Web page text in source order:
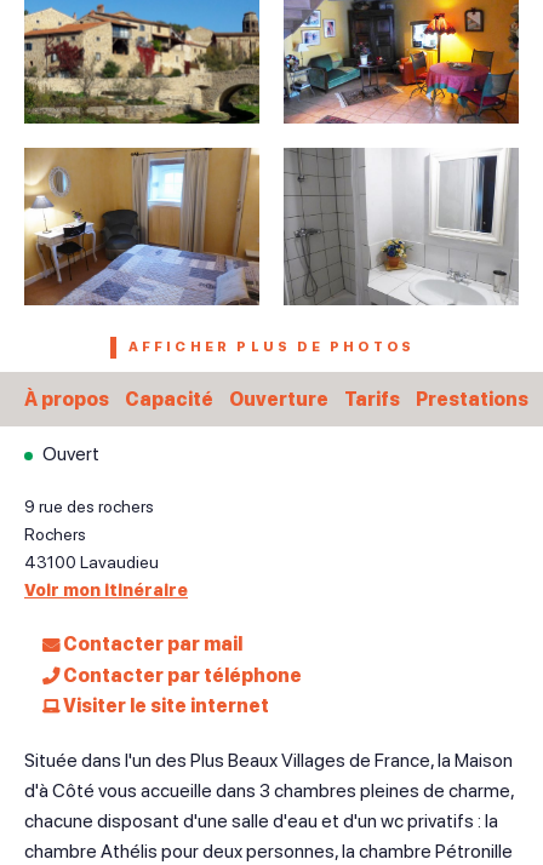
AFFICHER PLUS DE PHOTOS
À propos Capacité Ouverture Tarifs Prestations
Ouvert
9 rue des rochers
Rochers
43100 Lavaudieu
Voir mon itinéraire
Contacter par mail
Contacter par téléphone
Visiter le site internet
Située dans l'un des Plus Beaux Villages de France, la Maison
d'à Côté vous accueille dans 3 chambres pleines de charme,
chacune disposant d'une salle d'eau et d'un wc privatifs : la
chambre Athélis pour deux personnes, la chambre Pétronille